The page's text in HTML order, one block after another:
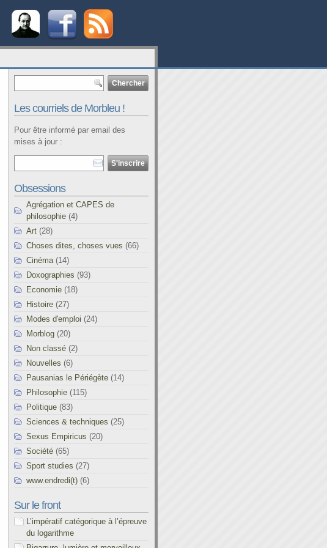
Les courriels de Morbleu !
Pour être informé par email des
mises à jour :
Obsessions
Agrégation et CAPES de
philosophie (4)
Art (28)
Choses dites, choses vues (66)
Cinéma (14)
Doxographies (93)
Economie (18)
Histoire (27)
Modes d'emploi (24)
Morblog (20)
Non classé (2)
Nouvelles (6)
Pausanias le Périégète (14)
Philosophie (115)
Politique (83)
Sciences & techniques (25)
Sexus Empiricus (20)
Société (65)
Sport studies (27)
www.endredi(t) (6)
Sur le front
L’impératif catégorique à l’épreuve
du logarithme